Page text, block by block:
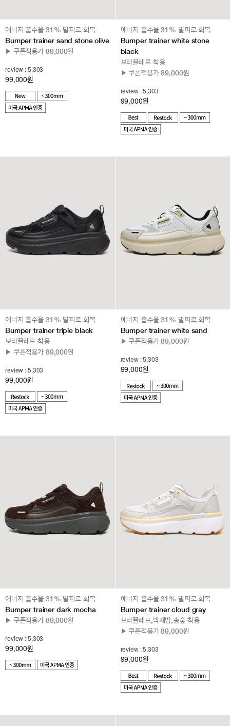
에너지 흡수율 31% 발피로 회복
Bumper trainer sand stone olive
▶ 쿠폰적용가 89,000원
review : 5,303
99,000원
에너지 흡수율 31% 발피로 회복
Bumper trainer white stone
black
보라끌레르 착용
▶ 쿠폰적용가 89,000원
review : 5,303
99,000원
에너지 흡수율 31% 발피로 회복
Bumper trainer triple black
보라끌레르 착용
▶ 쿠폰적용가 89,000원
review : 5,303
99,000원
에너지 흡수율 31% 발피로 회복
Bumper trainer white sand
▶ 쿠폰적용가 89,000원
review : 5,303
99,000원
에너지 흡수율 31% 발피로 회복
Bumper trainer dark mocha
▶ 쿠폰적용가 89,000원
review : 5,303
99,000원
에너지 흡수율 31% 발피로 회복
Bumper trainer cloud gray
보라끌레르,박재범,송숲 착용
▶ 쿠폰적용가 89,000원
review : 5,303
99,000원